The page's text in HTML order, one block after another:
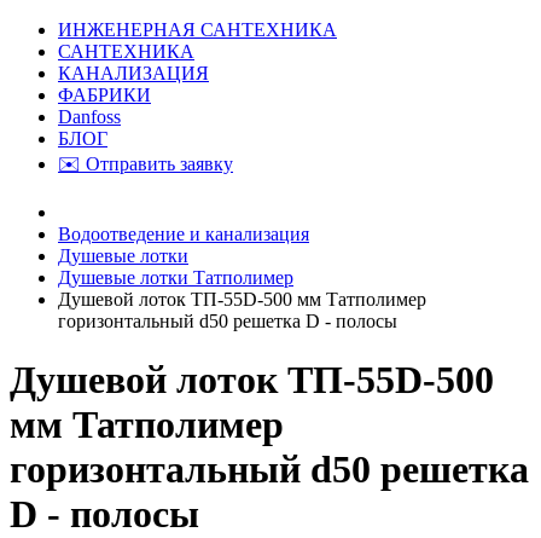
ИНЖЕНЕРНАЯ САНТЕХНИКА
САНТЕХНИКА
КАНАЛИЗАЦИЯ
ФАБРИКИ
Danfoss
БЛОГ
✉️ Отправить заявку
Водоотведение и канализация
Душевые лотки
Душевые лотки Татполимер
Душевой лоток ТП-55D-500 мм Татполимер
горизонтальный d50 решетка D - полосы
Душевой лоток ТП-55D-500
мм Татполимер
горизонтальный d50 решетка
D - полосы